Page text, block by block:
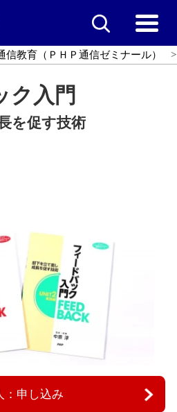
信教育（ＰＨＰ通信ゼミナール）
ク入門
を促す技術
：申し込み